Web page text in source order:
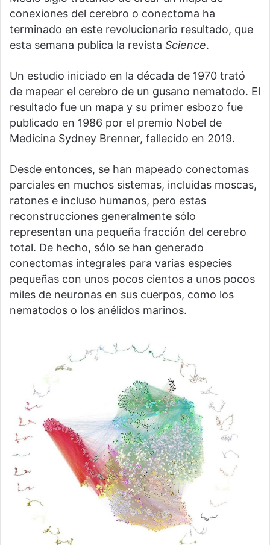
conexiones del cerebro o conectoma ha
terminado en este revolucionario resultado, que
esta semana publica la revista Science.
Un estudio iniciado en la década de 1970 trató
de mapear el cerebro de un gusano nematodo. El
resultado fue un mapa y su primer esbozo fue
publicado en 1986 por el premio Nobel de
Medicina Sydney Brenner, fallecido en 2019.
Desde entonces, se han mapeado conectomas
parciales en muchos sistemas, incluidas moscas,
ratones e incluso humanos, pero estas
reconstrucciones generalmente sólo
representan una pequeña fracción del cerebro
total. De hecho, sólo se han generado
conectomas integrales para varias especies
pequeñas con unos pocos cientos a unos pocos
miles de neuronas en sus cuerpos, como los
nematodos o los anélidos marinos.